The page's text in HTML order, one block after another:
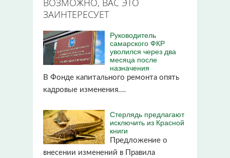
ЗАИНТЕРЕСУЕТ
Руководитель
самарского ФКР
уволился через два
месяца после
назначения
В Фонде капитального ремонта опять
кадровые изменения.…
Стерлядь предлагают
исключить из Красной
книги
Предложение о
внесении изменений в Правила